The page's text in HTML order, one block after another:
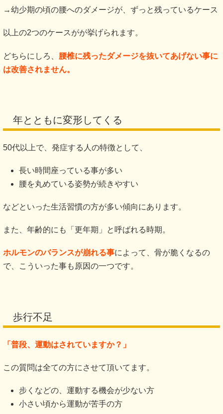
→幼少期の頃の腰へのダメージが、ずっと残っているケース
以上の2つのケースがが挙げられます。
どちらにしろ、 腰椎に残ったダメージを抜いてあげない事に
は改善されません。
年とともに変形してくる
50代以上で、発症する人の特徴として、
長い時間座っている事が多い
腰を丸めている姿勢が続きやすい
などといった生活習慣の方が多い傾向にあります。
また、年齢的にも「更年期」と呼ばれる時期。
ホルモンのバランスが崩れる事によって、骨が脆くなるの
で、こういった事も原因の一つです。
歩行不足
「普段、運動はされていますか？」
この質問は全ての方にさせて頂いてます。
步くなどの、運動する機会が少ない方
小さい頃から運動が苦手の方